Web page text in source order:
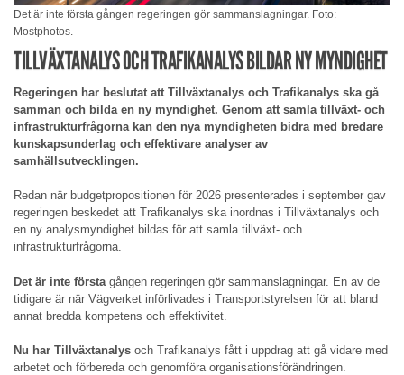
Det är inte första gången regeringen gör sammanslagningar. Foto:
Mostphotos.
TILLVÄXTANALYS OCH TRAFIKANALYS BILDAR NY MYNDIGHET
Regeringen har beslutat att Tillväxtanalys och Trafikanalys ska gå
samman och bilda en ny myndighet. Genom att samla tillväxt- och
infrastrukturfrågorna kan den nya myndigheten bidra med bredare
kunskapsunderlag och effektivare analyser av
samhällsutvecklingen.
Redan när budgetpropositionen för 2026 presenterades i september gav
regeringen beskedet att Trafikanalys ska inordnas i Tillväxtanalys och
en ny analysmyndighet bildas för att samla tillväxt- och
infrastrukturfrågorna.
Det är inte första gången regeringen gör sammanslagningar. En av de
tidigare är när Vägverket införlivades i Transportstyrelsen för att bland
annat bredda kompetens och effektivitet.
Nu har Tillväxtanalys och Trafikanalys fått i uppdrag att gå vidare med
arbetet och förbereda och genomföra organisationsförändringen.